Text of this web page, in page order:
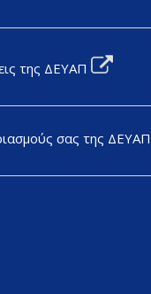
της ΔΕΥΑΠ
σας της ΔΕΥΑΠ